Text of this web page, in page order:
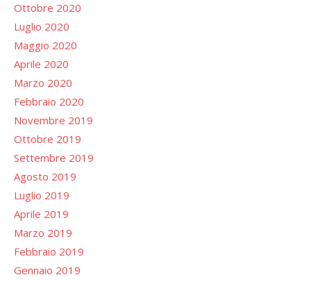
Ottobre 2020
Luglio 2020
Maggio 2020
Aprile 2020
Marzo 2020
Febbraio 2020
Novembre 2019
Ottobre 2019
Settembre 2019
Agosto 2019
Luglio 2019
Aprile 2019
Marzo 2019
Febbraio 2019
Gennaio 2019